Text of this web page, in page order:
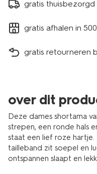
gratis thuisbezorgd
gratis afhalen in
gratis retourneren
over dit
Deze dames shortama
strepen, een ronde hals
staat een lief roze
tailleband zit soepel en
ontspannen slaapt en